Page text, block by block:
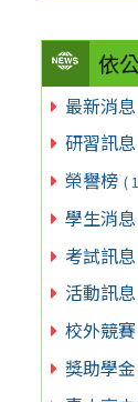
依
最新消息
研習訊息
榮譽榜 (
學生消息
考試訊息
活動訊息
校外競賽
獎助學金